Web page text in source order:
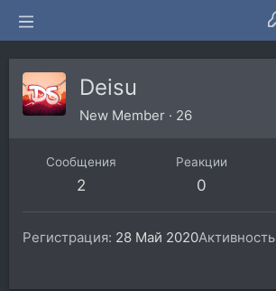
Deisu
New Member · 26
Сообщения
2
Реакции
0
Регистрация 28 Май 2020Активность